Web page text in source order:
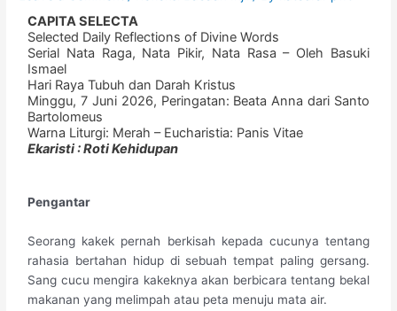
CAPITA SELECTA
Selected Daily Reflections of Divine Words
​Serial Nata Raga, Nata Pikir, Nata Rasa – ​Oleh Basuki
Ismael
​Hari Raya Tubuh dan Darah Kristus
​Minggu, 7 Juni 2026, Peringatan: Beata Anna dari Santo
Bartolomeus
​Warna Liturgi: Merah – ​Eucharistia: Panis Vitae
Ekaristi : Roti Kehidupan
Pengantar
Seorang kakek pernah berkisah kepada cucunya tentang
rahasia bertahan hidup di sebuah tempat paling gersang.
Sang cucu mengira kakeknya akan berbicara tentang bekal
makanan yang melimpah atau peta menuju mata air.